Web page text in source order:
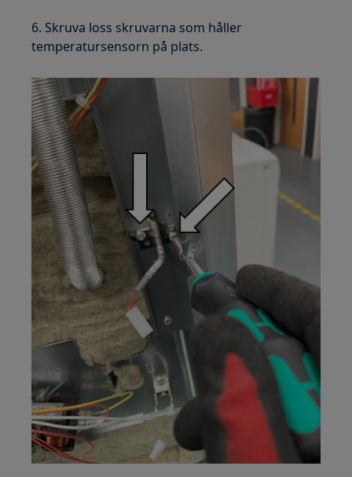
6. Skruva loss skruvarna som håller
temperatursensorn på plats.